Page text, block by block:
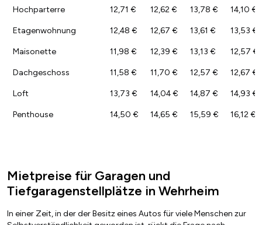
Hochparterre 12,71 € 12,62 € 13,78 € 14,10 €
Etagenwohnung 12,48 € 12,67 € 13,61 € 13,53 €
Maisonette 11,98 € 12,39 € 13,13 € 12,57 €
Dachgeschoss 11,58 € 11,70 € 12,57 € 12,67 €
Loft 13,73 € 14,04 € 14,87 € 14,93 €
Penthouse 14,50 € 14,65 € 15,59 € 16,12 €
Mietpreise für Garagen und
Tiefgaragenstellplätze in Wehrheim
In einer Zeit, in der der Besitz eines Autos für viele Menschen zur